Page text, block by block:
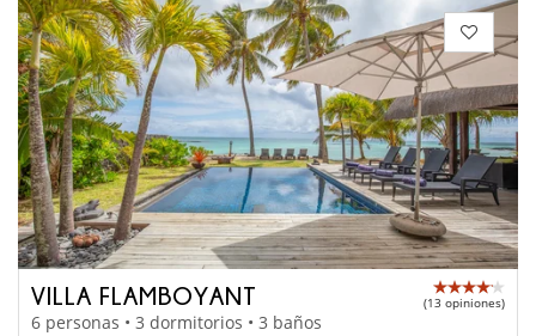
VILLA FLAMBOYANT (13 opiniones)
6 personas • 3 dormitorios • 3 baños